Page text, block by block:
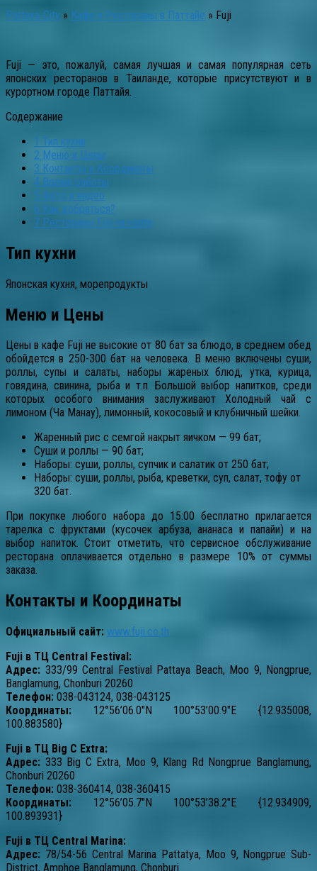
Pattaya-City » Кафе и Рестораны в Паттайе » Fuji
Fuji — это, пожалуй, самая лучшая и самая популярная сеть
японских ресторанов в Таиланде, которые присутствуют и в
курортном городе Паттайя.
Содержание
1 Тип кухни
2 Меню и Цены
3 Контакты и Координаты
4 Время работы
5 Фото и видео
6 Как добраться?
7 Рестораны Fuji на карте
Тип кухни
Японская кухня, морепродукты
Меню и Цены
Цены в кафе Fuji не высокие от 80 бат за блюдо, в среднем обед
обойдется в 250-300 бат на человека. В меню включены суши,
роллы, супы и салаты, наборы жареных блюд, утка, курица,
говядина, свинина, рыба и т.п. Большой выбор напитков, среди
которых особого внимания заслуживают Холодный чай с
лимоном (Ча Манау), лимонный, кокосовый и клубничный шейки.
Жаренный рис с семгой накрыт яичком — 99 бат;
Суши и роллы — 90 бат;
Наборы: суши, роллы, супчик и салатик от 250 бат;
Наборы: суши, роллы, рыба, креветки, суп, салат, тофу от
320 бат.
При покупке любого набора до 15:00 бесплатно прилагается
тарелка с фруктами (кусочек арбуза, ананаса и папайи) и на
выбор напиток. Стоит отметить, что сервисное обслуживание
ресторана оплачивается отдельно в размере 10% от суммы
заказа.
Контакты и Координаты
Официальный сайт: www.fuji.co.th
Fuji в ТЦ Central Festival:
Адрес: 333/99 Central Festival Pattaya Beach, Moo 9, Nongprue,
Banglamung, Chonburi 20260
Телефон: 038-043124, 038-043125
Координаты: 12°56’06.0″N 100°53’00.9″E {12.935008,
100.883580}
Fuji в ТЦ Big C Extra:
Адрес: 333 Big C Extra, Moo 9, Klang Rd Nongprue Banglamung,
Chonburi 20260
Телефон: 038-360414, 038-360415
Координаты: 12°56’05.7″N 100°53’38.2″E {12.934909,
100.893931}
Fuji в ТЦ Central Marina:
Адрес: 78/54-56 Central Marina Pattatya, Moo 9, Nongprue Sub-
District, Amphoe Banglamung, Chonburi